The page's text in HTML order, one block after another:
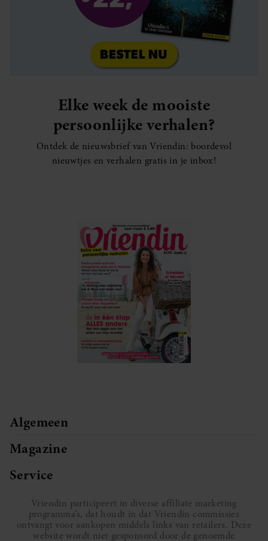
Elke week de mooiste
persoonlijke verhalen?
Ontdek de nieuwsbrief van Vriendin: boordevol
nieuwtjes en verhalen gratis in je inbox!
Algemeen
Magazine
Service
Vriendin participeert in diverse affiliate marketing
programma’s, dat houdt in dat Vriendin commissies
ontvangt voor aankopen middels links van retailers. Deze
website wordt niet gesponsord door de genoemde